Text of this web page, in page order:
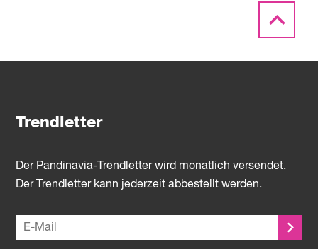
Trendletter
Der Pandinavia-Trendletter wird monatlich versendet.
Der Trendletter kann jederzeit abbestellt werden.